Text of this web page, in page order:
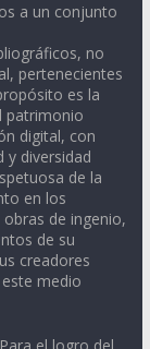
a un conjunto
no
pertenecientes
es la
patrimonio
digital, con
y diversidad
de la
en los
de ingenio,
de su
creadores
medio